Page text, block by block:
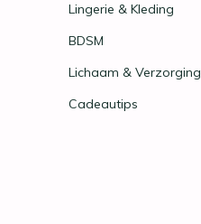
Lingerie & Kleding
BDSM
Lichaam & Verzorging
Cadeautips